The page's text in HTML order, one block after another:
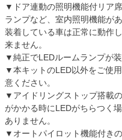
▼ドア連動の照明機能付リア
ランプなど、室内照明機能が
装着している車は正常に動作
来ません。
▼純正でLEDルームランプが
▼本キットのLED以外をご使
意ください。
▼アイドリングストップ搭載
がかかる時にLEDがちらつく
ありません。
▼オートパイロット機能付き